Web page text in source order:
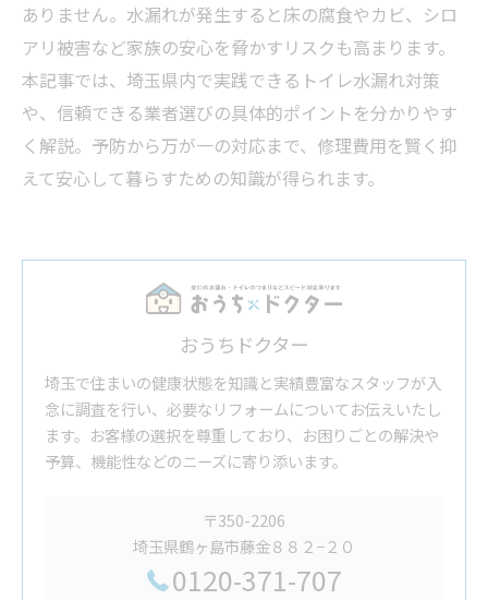
ありません。水漏れが発生すると床の腐食やカビ、シロ
アリ被害など家族の安心を脅かすリスクも高まります。
本記事では、埼玉県内で実践できるトイレ水漏れ対策
や、信頼できる業者選びの具体的ポイントを分かりやす
く解説。予防から万が一の対応まで、修理費用を賢く抑
えて安心して暮らすための知識が得られます。
おうちドクター
埼玉で住まいの健康状態を知識と実績豊富なスタッフが入
念に調査を行い、必要なリフォームについてお伝えいたし
ます。お客様の選択を尊重しており、お困りごとの解決や
予算、機能性などのニーズに寄り添います。
〒350-2206
埼玉県鶴ヶ島市藤金８８２−２０
0120-371-707